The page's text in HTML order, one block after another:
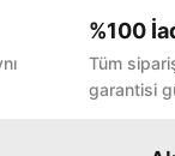
ilk yorumu siz yapın!
%100
Tüm
garantisi